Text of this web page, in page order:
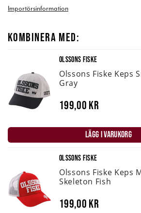
Importörsinformation
KOMBINERA MED:
OLSSONS FISKE
Olssons Fiske Keps
Gray
199,00 kr
LÄGG I VARUKORG
OLSSONS FISKE
Olssons Fiske Keps
Skeleton Fish
199,00 kr